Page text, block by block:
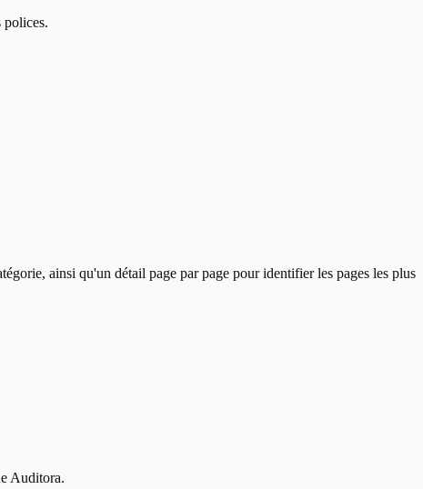
polices.
ainsi qu'un détail page par page pour identifier les pages les plus
Auditora.